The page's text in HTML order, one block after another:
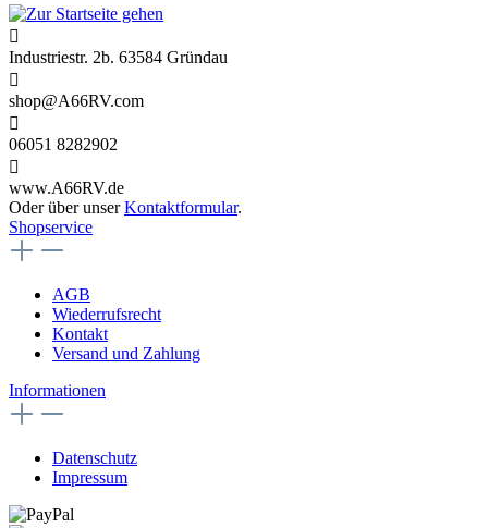
Industriestr. 2b. 63584 Gründau
shop@A66RV.com
06051 8282902
www.A66RV.de
Oder über unserKontaktformular.
Shopservice
AGB
Wiederrufsrecht
Kontakt
Versand und Zahlung
Informationen
Datenschutz
Impressum